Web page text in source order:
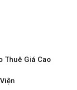
Thuê Giá Cao